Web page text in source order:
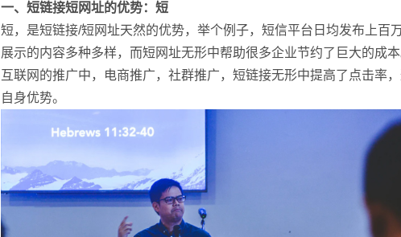
一、短链接短网址的优势：短
短，是短链接/短网址天然的优势，举个例子，短信平台日均发布上百
展示的内容多种多样，而短网址无形中帮助很多企业节约了巨大的成
互联网的推广中，电商推广，社群推广，短链接无形中提高了点击率
自身优势。